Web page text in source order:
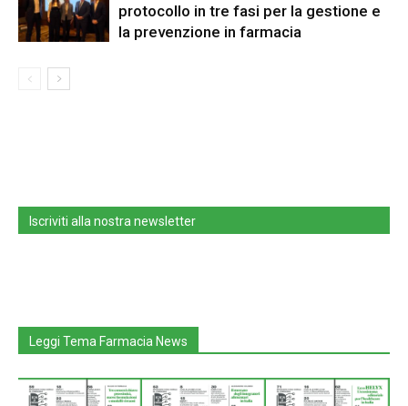
protocollo in tre fasi per la gestione e
la prevenzione in farmacia
Iscriviti alla nostra newsletter
Leggi Tema Farmacia News